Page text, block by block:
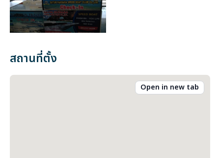
สถานที่ตั้ง
Open in new tab